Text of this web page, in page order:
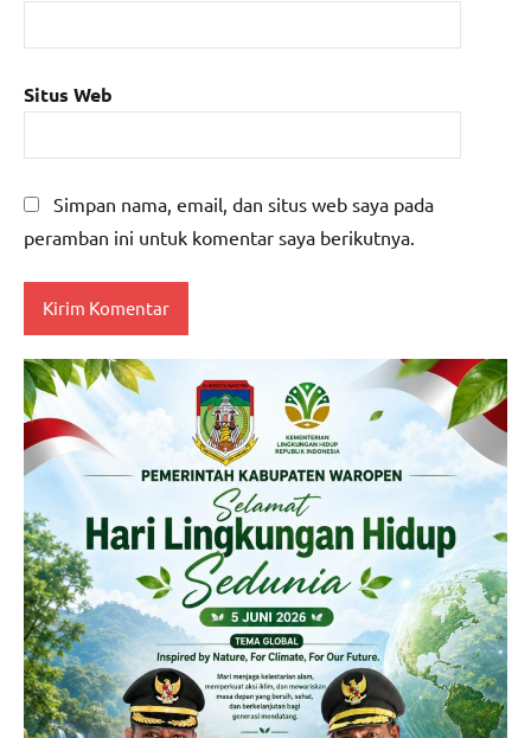
Situs Web
Simpan nama, email, dan situs web saya pada
peramban ini untuk komentar saya berikutnya.